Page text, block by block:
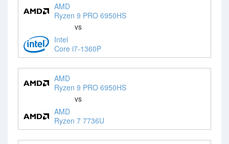
AMD
Ryzen 9 PRO 6950HS
vs
Intel
Core i7-1360P
AMD
Ryzen 9 PRO 6950HS
vs
AMD
Ryzen 7 7736U